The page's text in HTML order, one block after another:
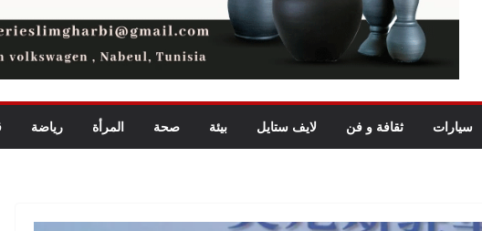
سيارات ثقافة و فن لايف ستايل بيئة صحة المرأة رياضة